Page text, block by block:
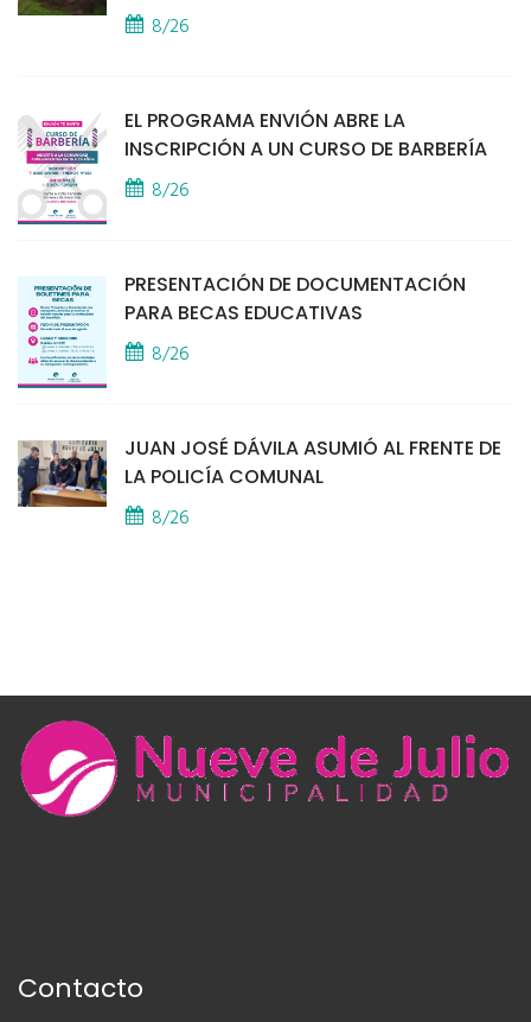
8/26
EL PROGRAMA ENVIÓN ABRE LA
INSCRIPCIÓN A UN CURSO DE BARBERÍA
8/26
PRESENTACIÓN DE DOCUMENTACIÓN
PARA BECAS EDUCATIVAS
8/26
JUAN JOSÉ DÁVILA ASUMIÓ AL FRENTE DE
LA POLICÍA COMUNAL
8/26
Contacto